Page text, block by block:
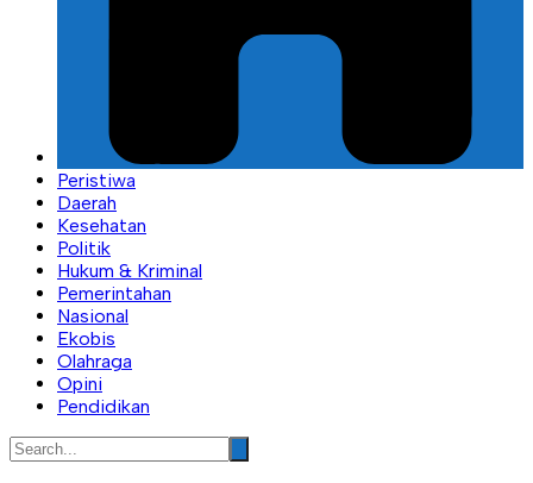
Peristiwa
Daerah
Kesehatan
Politik
Hukum & Kriminal
Pemerintahan
Nasional
Ekobis
Olahraga
Opini
Pendidikan